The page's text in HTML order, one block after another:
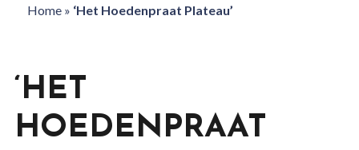
Home» ‘Het Hoedenpraat Plateau’
‘HET
HOEDENPRAAT